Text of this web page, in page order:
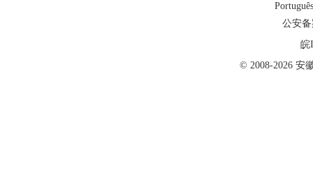
Português
公安备
皖
© 2008-2026 安